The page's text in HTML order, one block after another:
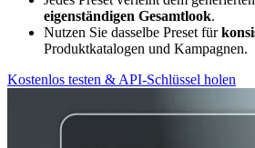
eigenständigen Gesamtlook.
Nutzen Sie dasselbe Preset für
Produktkatalogen und Kampagnen.
Kostenlos testen & API-Schlüssel holen